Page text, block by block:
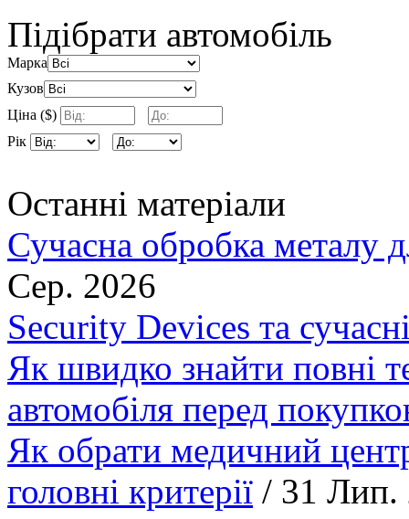
Підібрати автомобіль
Марка
Кузов
Ціна ($)
Рік
Останні матеріали
Сучасна обробка металу
Сер. 2026
Security Devices та
Як швидко знайти повні
автомобіля перед
Як обрати медичний
головні критерії / 31 Лип.